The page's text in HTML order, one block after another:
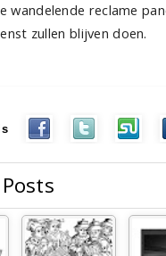
wandelende reclame
zullen blijven doen.